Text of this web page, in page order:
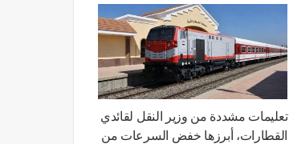
تعليمات مشددة من وزير النقل لقائدي
القطارات، أبرزها خفض السرعات من